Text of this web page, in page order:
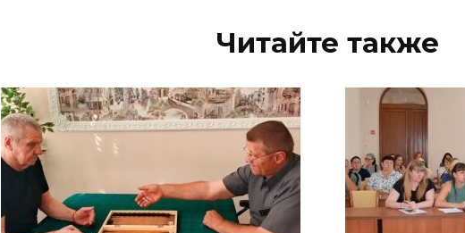
Читайте также